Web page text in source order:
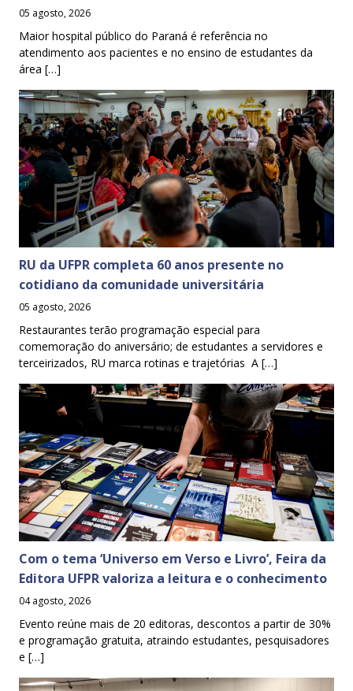
05 agosto, 2026
Maior hospital público do Paraná é referência no
atendimento aos pacientes e no ensino de estudantes da
área […]
RU da UFPR completa 60 anos presente no
cotidiano da comunidade universitária
05 agosto, 2026
Restaurantes terão programação especial para
comemoração do aniversário; de estudantes a servidores e
terceirizados, RU marca rotinas e trajetórias A […]
Com o tema ‘Universo em Verso e Livro’, Feira da
Editora UFPR valoriza a leitura e o conhecimento
04 agosto, 2026
Evento reúne mais de 20 editoras, descontos a partir de 30%
e programação gratuita, atraindo estudantes, pesquisadores
e […]